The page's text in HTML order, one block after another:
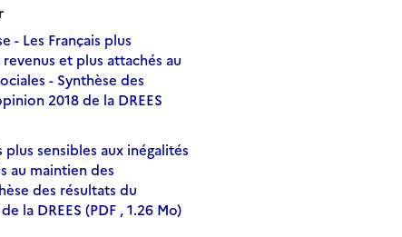
- Les Français plus
et plus attachés au
- Synthèse des
2018 de la DREES
plus sensibles aux inégalités
au maintien des
des résultats du
la DREES (PDF , 1.26 Mo)